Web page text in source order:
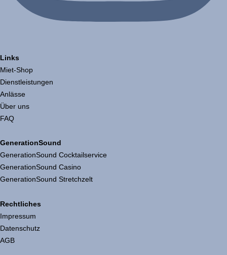
Links
Miet-Shop
Dienstleistungen
Anlässe
Über uns
FAQ
GenerationSound
GenerationSound Cocktailservice
GenerationSound Casino
GenerationSound Stretchzelt
Rechtliches
Impressum
Datenschutz
AGB